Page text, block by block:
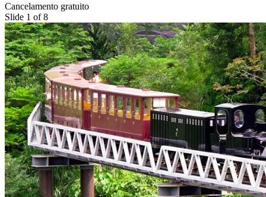
Cancelamento gratuito
Slide 1 of 8